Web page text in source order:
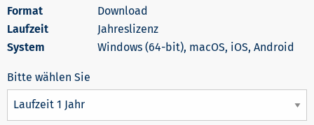
Download
Jahreslizenz
Windows (64-bit), macOS, iOS, Android